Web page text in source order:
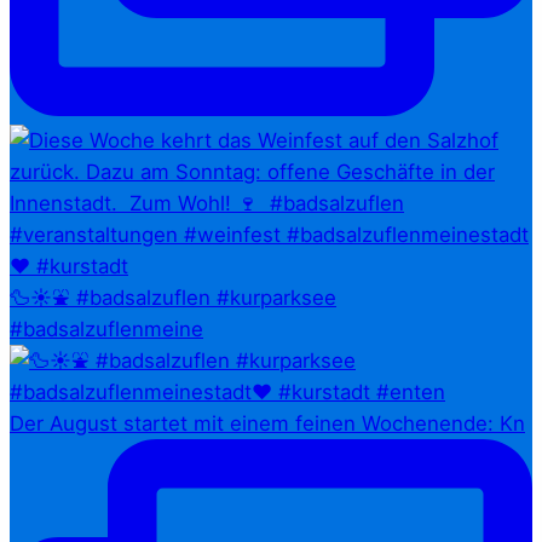
🦆☀️⛲ #badsalzuflen #kurparksee
#badsalzuflenmeine
Der August startet mit einem feinen Wochenende: Kn